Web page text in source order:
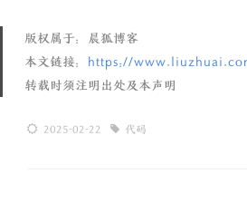
版权属于：晨狐博客
本文链接： https://
转载时须注明出处及本声明
2025-02-22 代码